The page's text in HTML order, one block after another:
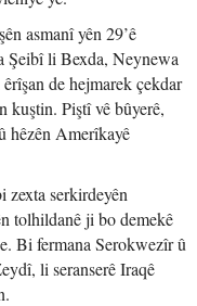
asmanî yên 29’ê
Şeibî li Bexda, Neynewa
de hejmarek çekdar
kuştin. Piştî vê bûyerê,
hêzên Amerîkayê
serkirdeyên
tolhildanê ji bo demekê
Bi fermana Serokwezîr û
li seranserê Iraqê